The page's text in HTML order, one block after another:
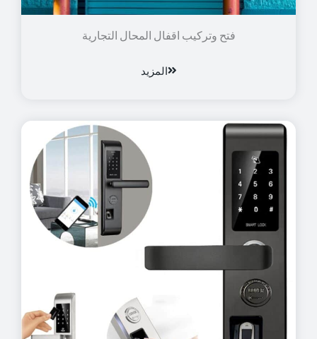
فتح وتركيب اقفال المحال التجارية
المزيد